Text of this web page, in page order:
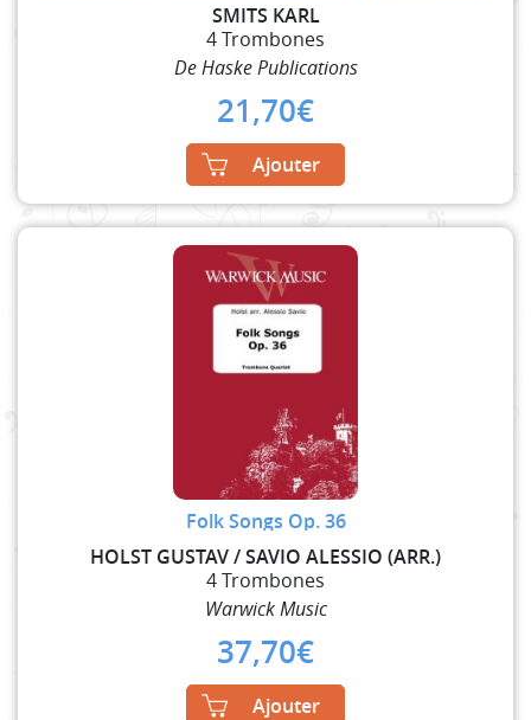
SMITS KARL
4 Trombones
De Haske Publications
21,70€
Ajouter
Folk Songs Op. 36
HOLST GUSTAV / SAVIO ALESSIO (ARR.)
4 Trombones
Warwick Music
37,70€
Ajouter